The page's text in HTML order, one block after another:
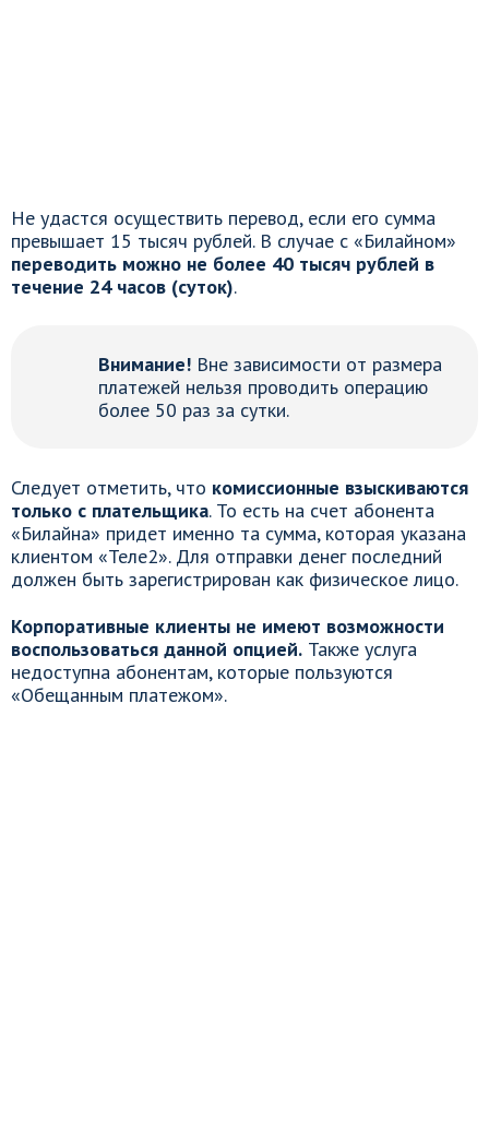
Не удастся осуществить перевод, если его сумма
превышает 15 тысяч рублей. В случае с «Билайном»
переводить можно не более 40 тысяч рублей в
течение 24 часов (суток).
Внимание! Вне зависимости от размера
платежей нельзя проводить операцию
более 50 раз за сутки.
Следует отметить, что комиссионные взыскиваются
только с плательщика. То есть на счет абонента
«Билайна» придет именно та сумма, которая указана
клиентом «Теле2». Для отправки денег последний
должен быть зарегистрирован как физическое лицо.
Корпоративные клиенты не имеют возможности
воспользоваться данной опцией. Также услуга
недоступна абонентам, которые пользуются
«Обещанным платежом».